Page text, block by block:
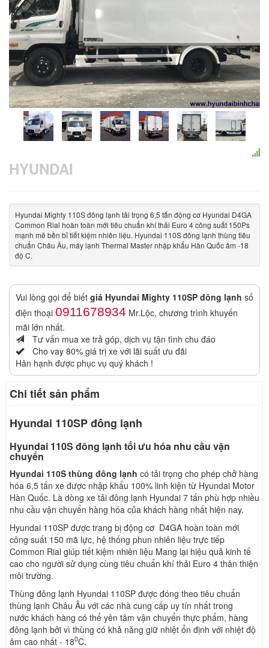
HYUNDAI
Hyundai Mighty 110S đông lạnh tải trọng 6,5 tấn động cơ Hyundai D4GA
Common Rial hoàn toàn mới tiêu chuẩn khí thải Euro 4 công suất 150Ps
mạnh mẽ bền bỉ tiết kiệm nhiên liệu. Hyundai 110S đông lạnh thùng tiêu
chuẩn Châu Âu, máy lạnh Thermal Master nhập khẩu Hàn Quốc âm -18
độ C.
Vui lòng gọi để biết giá Hyundai Mighty 110SP đông lạnh số
điện thoại 0911678934 Mr.Lộc, chương trình khuyến
mãi lớn nhất.
Tư vấn mua xe trả góp, dịch vụ tận tình chu đáo
Cho vay 80% giá trị xe với lãi suất ưu đãi
Hân hạnh được phục vụ quý khách !
Chi tiết sản phẩm
Hyundai 110SP đông lạnh
Hyundai 110S đông lạnh tối ưu hóa nhu cầu vận
chuyển
Hyundai 110S thùng đông lạnh có tải trọng cho phép chở hàng
hóa 6,5 tấn xe được nhập khẩu 100% linh kiện từ Hyundai Motor
Hàn Quốc. Là dòng xe tải đông lạnh Hyundai 7 tấn phù hợp nhiều
nhu cầu vận chuyển hàng hóa của khách hàng nhất hiện nay.
Hyundai 110SP được trang bị động cơ D4GA hoàn toàn mới
công suất 150 mã lực, hệ thống phun nhiên liệu trực tiếp
Common Rial giúp tiết kiệm nhiên liệu Mang lại hiệu quả kinh tế
cao cho người sử dụng cùng tiêu chuẩn khí thải Euro 4 thân thiện
môi trường.
Thùng đông lạnh Hyundai 110SP được đóng theo tiêu chuẩn
thùng lạnh Châu Âu với các nhà cung cấp uy tín nhất trong
nước khách hàng có thể yên tâm vận chuyển thực phẩm, hàng
đông lạnh bởi vì thùng có khả năng giữ nhiệt ổn định với nhiệt độ
âm cao nhất - 180C.